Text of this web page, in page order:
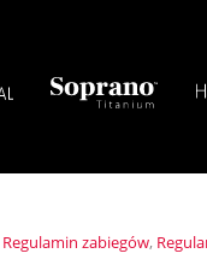
Regulamin zabiegów,